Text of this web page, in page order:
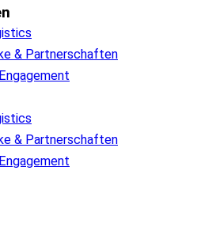
& Partnerschaften
& Partnerschaften